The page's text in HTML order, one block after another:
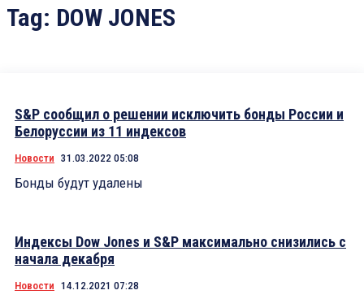
Tag: DOW JONES
S&P сообщил о решении исключить бонды России и
Белоруссии из 11 индексов
Новости 31.03.2022 05:08
Бонды будут удалены
Индексы Dow Jones и S&P максимально снизились с
начала декабря
Новости 14.12.2021 07:28